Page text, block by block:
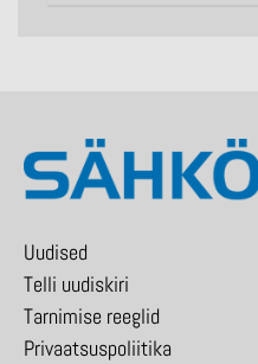
Uudised
Telli uudiskiri
Tarnimise reeglid
Privaatsuspoliitika